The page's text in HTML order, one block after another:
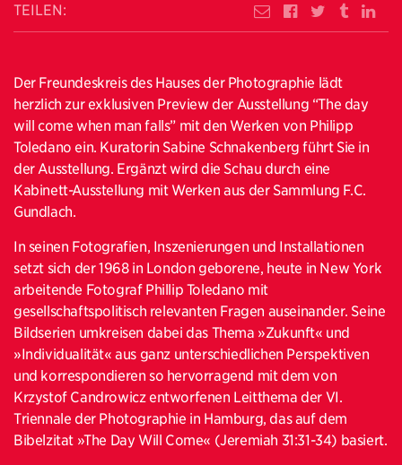
TEILEN:
Der Freundeskreis des Hauses der Photographie lädt
herzlich zur exklusiven Preview der Ausstellung “The day
will come when man falls” mit den Werken von Philipp
Toledano ein. Kuratorin Sabine Schnakenberg führt Sie in
der Ausstellung. Ergänzt wird die Schau durch eine
Kabinett-Ausstellung mit Werken aus der Sammlung F.C.
Gundlach.
In seinen Fotografien, Inszenierungen und Installationen
setzt sich der 1968 in London geborene, heute in New York
arbeitende Fotograf Phillip Toledano mit
gesellschaftspolitisch relevanten Fragen auseinander. Seine
Bildserien umkreisen dabei das Thema »Zukunft« und
»Individualität« aus ganz unterschiedlichen Perspektiven
und korrespondieren so hervorragend mit dem von
Krzystof Candrowicz entworfenen Leitthema der VI.
Triennale der Photographie in Hamburg, das auf dem
Bibelzitat »The Day Will Come« (Jeremiah 31:31-34) basiert.